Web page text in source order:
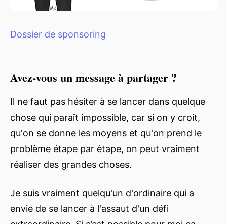
Dossier de sponsoring
Avez-vous un message à partager ?
Il ne faut pas hésiter à se lancer dans quelque
chose qui paraît impossible, car si on y croit,
qu'on se donne les moyens et qu'on prend le
problème étape par étape, on peut vraiment
réaliser des grandes choses.
Je suis vraiment quelqu'un d'ordinaire qui a
envie de se lancer à l'assaut d'un défi